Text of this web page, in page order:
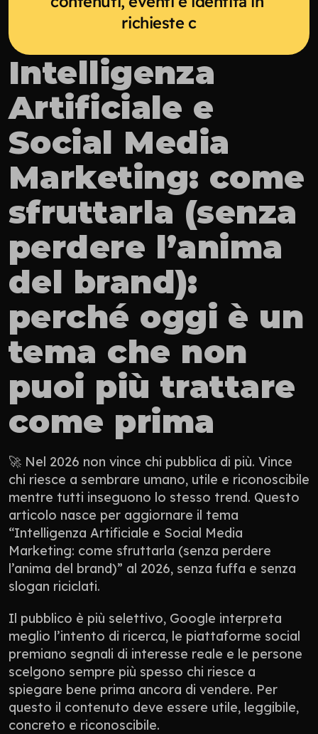
richieste c
Intelligenza
Artificiale e
Social Media
Marketing: come
sfruttarla (senza
perdere l’anima
del brand):
perché oggi è un
tema che non
puoi più trattare
come prima
🚀 Nel 2026 non vince chi pubblica di più. Vince
chi riesce a sembrare umano, utile e riconoscibile
mentre tutti inseguono lo stesso trend. Questo
articolo nasce per aggiornare il tema
“Intelligenza Artificiale e Social Media
Marketing: come sfruttarla (senza perdere
l’anima del brand)” al 2026, senza fuffa e senza
slogan riciclati.
Il pubblico è più selettivo, Google interpreta
meglio l’intento di ricerca, le piattaforme social
premiano segnali di interesse reale e le persone
scelgono sempre più spesso chi riesce a
spiegare bene prima ancora di vendere. Per
questo il contenuto deve essere utile, leggibile,
concreto e riconoscibile.